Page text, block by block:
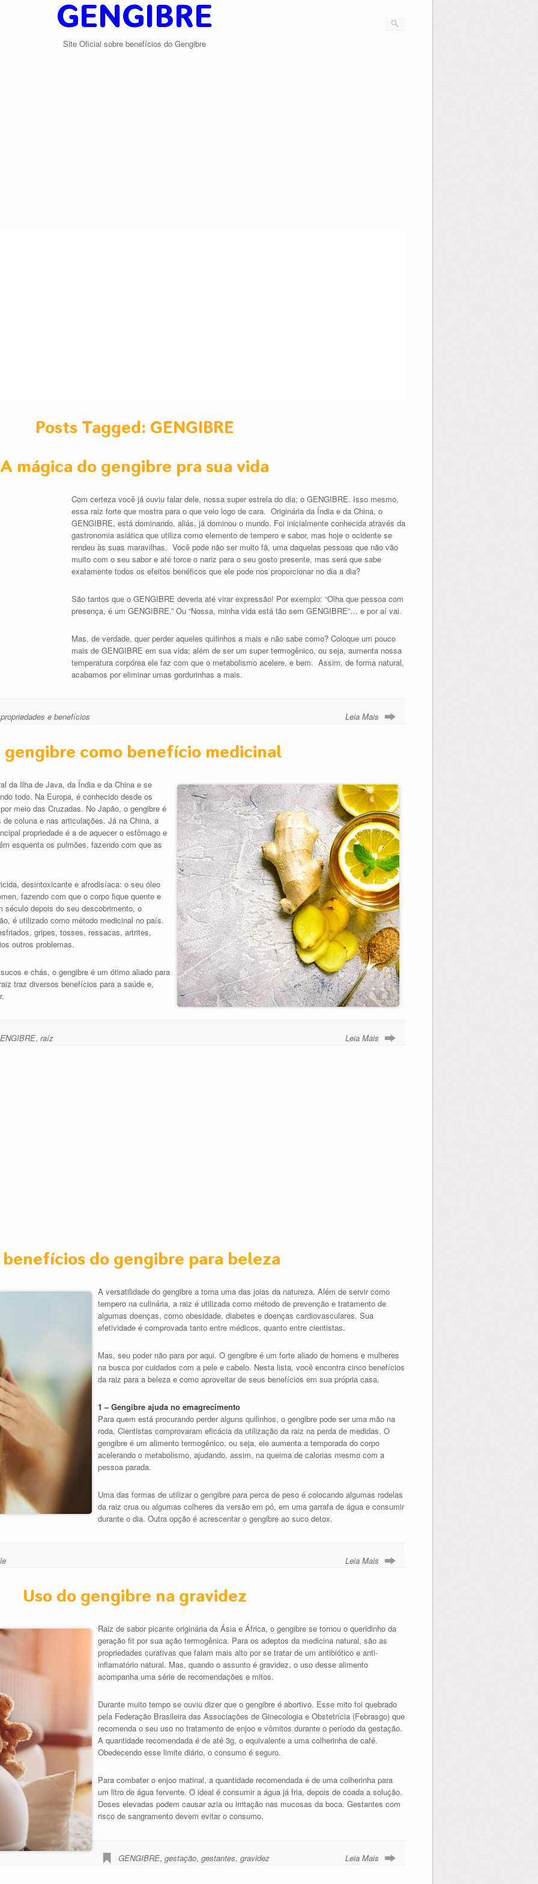
GENGIBRE
Site Oficial sobre benefícios do Gengibre
Posts Tagged: GENGIBRE
A mágica do gengibre pra sua vida
Com certeza você já ouviu falar dele, nossa super estrela do dia; o GENGIBRE. Isso mesmo,
essa raiz forte que mostra para o que veio logo de cara. Originária da Índia e da China, o
GENGIBRE, está dominando, aliás, já dominou o mundo. Foi inicialmente conhecida através da
gastronomia asiática que utiliza como elemento de tempero e sabor, mas hoje o ocidente se
rendeu às suas maravilhas. Você pode não ser muito fã, uma daquelas pessoas que não vão
muito com o seu sabor e até torce o nariz para o seu gosto presente, mas será que sabe
exatamente todos os efeitos benéficos que ele pode nos proporcionar no dia a dia?
São tantos que o GENGIBRE deveria até virar expressão! Por exemplo: “Olha que pessoa com
presença, é um GENGIBRE.” Ou “Nossa, minha vida está tão sem GENGIBRE”… e por aí vai.
Mas, de verdade, quer perder aqueles quilinhos a mais e não sabe como? Coloque um pouco
mais de GENGIBRE em sua vida; além de ser um super termogênico, ou seja, aumenta nossa
temperatura corpórea ele faz com que o metabolismo acelere, e bem. Assim, de forma natural,
acabamos por eliminar umas gordurinhas a mais.
propriedades e benefícios Leia Mais
gengibre como benefício medicinal
da Ilha de Java, da Índia e da China e se
todo. Na Europa, é conhecido desde os
meio das Cruzadas. No Japão, o gengibre é
coluna e nas articulações. Já na China, a
propriedade é a de aquecer o estômago e
esquenta os pulmões, fazendo com que as
desintoxicante e afrodisíaca: o seu óleo
fazendo com que o corpo fique quente e
depois do seu descobrimento, o
é utilizado como método medicinal no país.
gripes, tosses, ressacas, artrites,
outros problemas.
e chás, o gengibre é um ótimo aliado para
traz diversos benefícios para a saúde e,
, raíz Leia Mais
do gengibre para beleza
A versatilidade do gengibre a torna uma das joias da natureza. Além de servir como
tempero na culinária, a raiz é utilizada como método de prevenção e tratamento de
algumas doenças, como obesidade, diabetes e doenças cardiovasculares. Sua
efetividade é comprovada tanto entre médicos, quanto entre cientistas.
Mas, seu poder não para por aqui. O gengibre é um forte aliado de homens e mulheres
na busca por cuidados com a pele e cabelo. Nesta lista, você encontra cinco benefícios
da raiz para a beleza e como aproveitar de seus benefícios em sua própria casa.
1 – Gengibre ajuda no emagrecimento
Para quem está procurando perder alguns quilinhos, o gengibre pode ser uma mão na
roda. Cientistas comprovaram eficácia da utilização da raiz na perda de medidas. O
gengibre é um alimento termogênico, ou seja, ele aumenta a temporada do corpo
acelerando o metabolismo, ajudando, assim, na queima de calorias mesmo com a
pessoa parada.
Uma das formas de utilizar o gengibre para perca de peso é colocando algumas rodelas
da raiz crua ou algumas colheres da versão em pó, em uma garrafa de água e consumir
durante o dia. Outra opção é acrescentar o gengibre ao suco detox.
Leia Mais
Uso do gengibre na gravidez
Raiz de sabor picante originária da Ásia e África, o gengibre se tornou o queridinho da
geração fit por sua ação termogênica. Para os adeptos da medicina natural, são as
propriedades curativas que falam mais alto por se tratar de um antibiótico e anti-
inflamatório natural. Mas, quando o assunto é gravidez, o uso desse alimento
acompanha uma série de recomendações e mitos.
Durante muito tempo se ouviu dizer que o gengibre é abortivo. Esse mito foi quebrado
pela Federação Brasileira das Associações de Ginecologia e Obstetrícia (Febrasgo) que
recomenda o seu uso no tratamento de enjoo e vômitos durante o período da gestação.
A quantidade recomendada é de até 3g, o equivalente a uma colherinha de café.
Obedecendo esse limite diário, o consumo é seguro.
Para combater o enjoo matinal, a quantidade recomendada é de uma colherinha para
um litro de água fervente. O ideal é consumir a água já fria, depois de coada a solução.
Doses elevadas podem causar azia ou irritação nas mucosas da boca. Gestantes com
risco de sangramento devem evitar o consumo.
GENGIBRE, gestação, gestantes, gravidez Leia Mais